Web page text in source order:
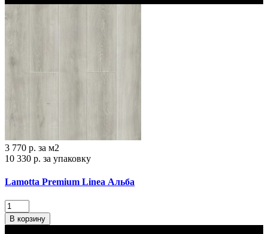
3 770 р. за м2
10 330 р. за упаковку
Lamotta Premium Linea Альба
В корзину